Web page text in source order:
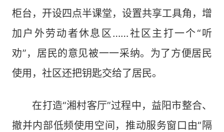
柜台，开设四点半课堂，设置共享工具角，增
加户外劳动者休息区……社区主打一个“听
劝”，居民的意见被一一采纳。为了方便居民
使用，社区还把钥匙交给了居民。
在打造“湘村客厅”过程中，益阳市整合、
撤并内部低频使用空间，推动服务窗口由“隔